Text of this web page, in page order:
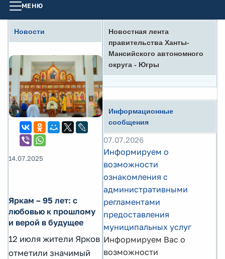
МЕНЮ
Новости
14.07.2025
Яркам – 95 лет: с
любовью к прошлому
и верой в будущее
12 июля жители Ярков
отметили значимый
Новостная лента
правительства Ханты-
Мансийского автономного
округа - Югры
Информационные
сообщения
07.07.2026
Информируем о
возможности
ознакомления с
административными
регламентами
предоставления
муниципальных услуг
Информируем Вас о
возможности